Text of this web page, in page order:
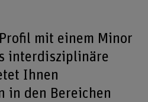
mit einem Minor
interdisziplinäre
Ihnen
in den Bereichen